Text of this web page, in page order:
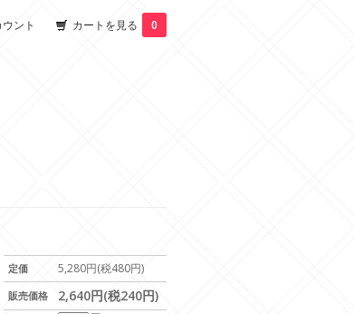
ント カートを見る 0
定価 5,280円(税480円)
販売価格 2,640円(税240円)